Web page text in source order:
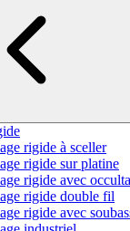
rigide à sceller
rigide sur platine
rigide avec
rigide double fil
rigide avec